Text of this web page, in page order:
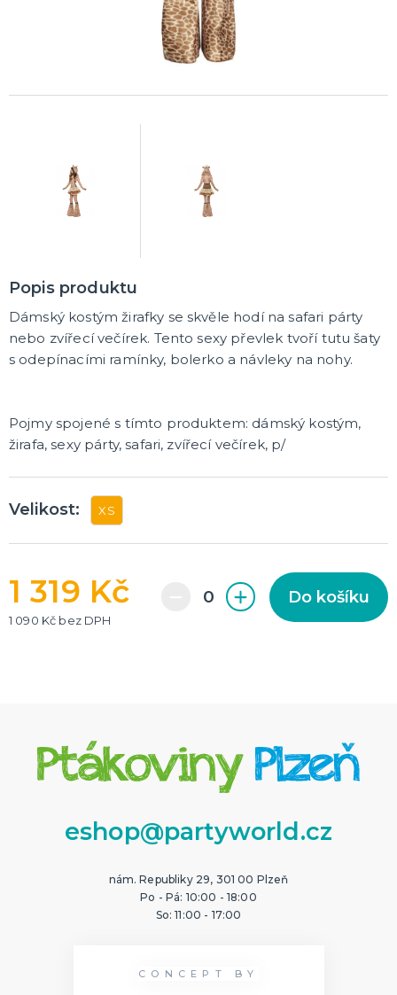
Rozlučkové korunky a závoje
Dárkové rozlučkové tašky
Rozlučkové podvazky a placky
Závěsné dekorace na rozlučku
Doplňky pro budoucí nevěstu
Doplňky pro budoucího ženicha
NOVINKY !
Popis produktu
Dámský kostým žirafky se skvěle hodí na safari párty
nebo zvířecí večírek. Tento sexy převlek tvoří tutu šaty
s odepínacími ramínky, bolerko a návleky na nohy.
Pojmy spojené s tímto produktem: dámský kostým,
žirafa, sexy párty, safari, zvířecí večírek, p/
Velikost: XS
1 319 Kč
1 090 Kč bez DPH
Do košíku
eshop@partyworld.cz
nám. Republiky 29, 301 00 Plzeň
Po - Pá: 10:00 - 18:00
So: 11:00 - 17:00
CONCEPT BY